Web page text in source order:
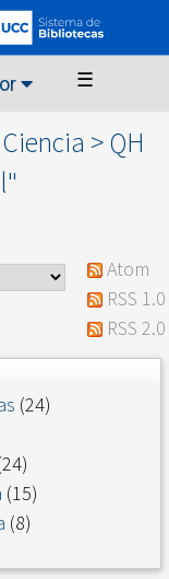
☰
> QH
Atom
RSS 1.0
RSS 2.0
(24)
(15)
(8)